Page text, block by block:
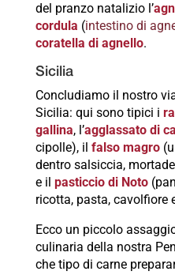
del pranzo natalizio l’
cordula (intestino di
coratella di agnello.
Sicilia
Concludiamo il nostro
Sicilia: qui sono tipici i
gallina, l’agglassato di
cipolle), il falso magro
dentro salsiccia,
e il pasticcio di Noto
ricotta, pasta, cavolfiore
Ecco un piccolo
culinaria della nostra
che tipo di carne